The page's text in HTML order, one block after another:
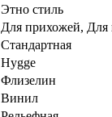
Этно стиль
Для прихожей, Для
Стандартная
Hygge
Флизелин
Винил